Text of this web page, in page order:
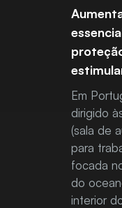
Em
dirigido
(sala de
para
focada
do
interior